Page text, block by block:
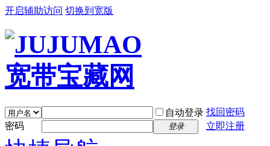
开启辅助访问 切换到宽版
自动登录 找回密码
密码
登录 立即注册